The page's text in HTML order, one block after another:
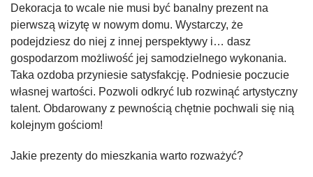
Dekoracja to wcale nie musi być banalny prezent na
pierwszą wizytę w nowym domu. Wystarczy, że
podejdziesz do niej z innej perspektywy i… dasz
gospodarzom możliwość jej samodzielnego wykonania.
Taka ozdoba przyniesie satysfakcję. Podniesie poczucie
własnej wartości. Pozwoli odkryć lub rozwinąć artystyczny
talent. Obdarowany z pewnością chętnie pochwali się nią
kolejnym gościom!
Jakie prezenty do mieszkania warto rozważyć?